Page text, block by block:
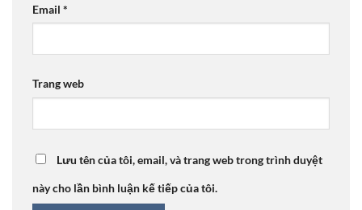
Email *
Trang web
Lưu tên của tôi, email, và trang web trong trình duyệt
này cho lần bình luận kế tiếp của tôi.